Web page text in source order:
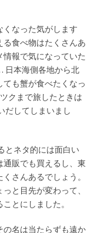
なった気がします
食べ物はたくさんあ
情報で気になっていた
日本海側各地から北
も蟹が食べたくなっ
クまで旅したときは
だしてしまいまし
ネタ的には面白い
販でも買えるし、東
さんあるでしょう。
と目先が変わって、
とにしました。
名は当たらずも遠か